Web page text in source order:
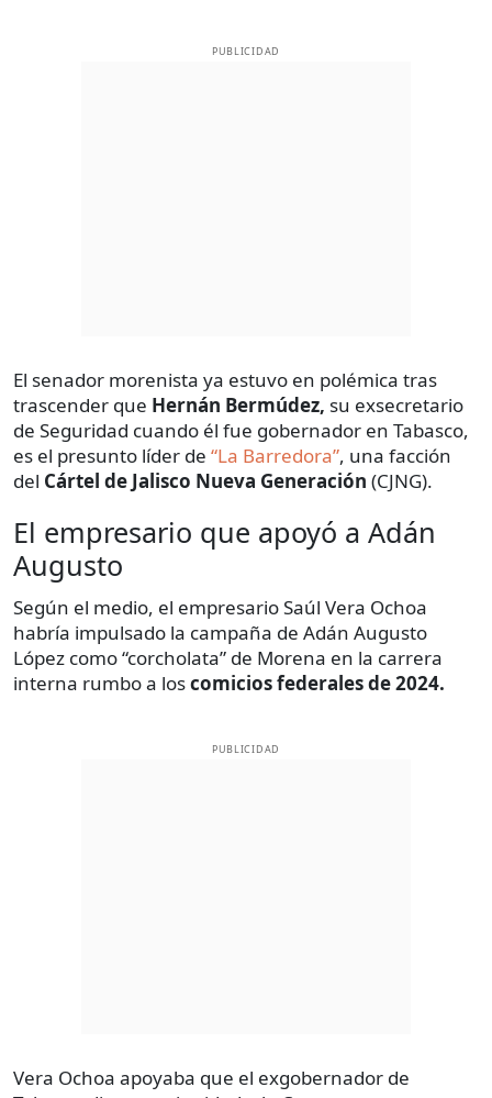
PUBLICIDAD
El senador morenista ya estuvo en polémica tras
trascender que Hernán Bermúdez, su exsecretario
de Seguridad cuando él fue gobernador en Tabasco,
es el presunto líder de “La Barredora”, una facción
del Cártel de Jalisco Nueva Generación (CJNG).
El empresario que apoyó a Adán
Augusto
Según el medio, el empresario Saúl Vera Ochoa
habría impulsado la campaña de Adán Augusto
López como “corcholata” de Morena en la carrera
interna rumbo a loscomicios federales de 2024.
PUBLICIDAD
Vera Ochoa apoyaba que el exgobernador de